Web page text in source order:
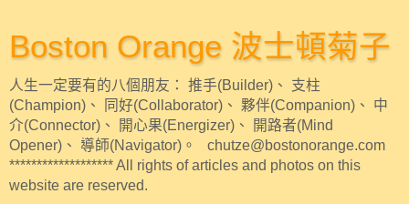
Boston Orange 波士頓菊子
人生一定要有的八個朋友： 推手(Builder)、 支柱
(Champion)、 同好(Collaborator)、 夥伴(Companion)、 中
介(Connector)、 開心果(Energizer)、 開路者(Mind
Opener)、 導師(Navigator)。 chutze@bostonorange.com
******************* All rights of articles and photos on this
website are reserved.